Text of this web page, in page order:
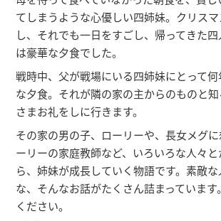
てしまうような心優しい四姉妹。クリス
し、それでも一日をすごし、帰ってきた
は豪華な夕食でした。
戦時中、父が戦場にいる四姉妹にとって
な夕食。それが隣の家の主からのものと
さまお礼をしに行きます。
その家の男の子、ローリーや、長女メグ
ーリーの家庭教師など、いろいろな人々
ら、姉妹が成長していく物語です。素敵な
な、そんなお話がたくさん詰まっています
ください。